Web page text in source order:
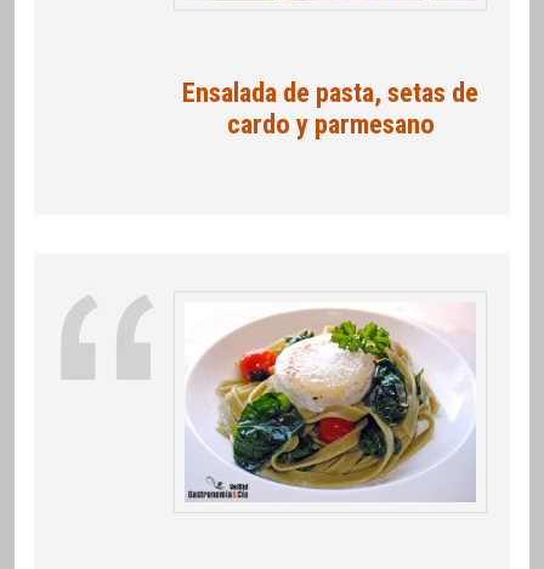
Ensalada de pasta, setas de
cardo y parmesano